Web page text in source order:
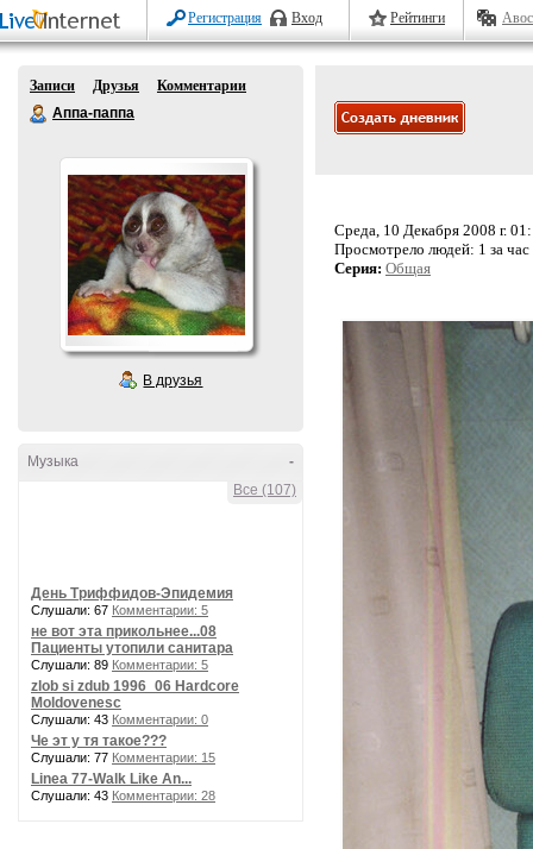
Регистрация Вход Рейтинги
Записи Друзья
Комментарии
Аппа-паппа
В друзья
-
Музыка
Все (107)
День Триффидов-Эпидемия
Слушали: 67 Комментарии: 5
не вот эта прикольнее...08
Пациенты утопили санитара
Слушали: 89 Комментарии: 5
zlob si zdub 1996_06 Hardcore
Moldovenesc
Слушали: 43 Комментарии: 0
Че эт у тя такое???
Слушали: 77 Комментарии: 15
Linea 77-Walk Like An...
Слушали: 43 Комментарии: 28
Среда, 10 Декабря 2008 г.
Просмотрело людей: 1 за
Серия: Общая